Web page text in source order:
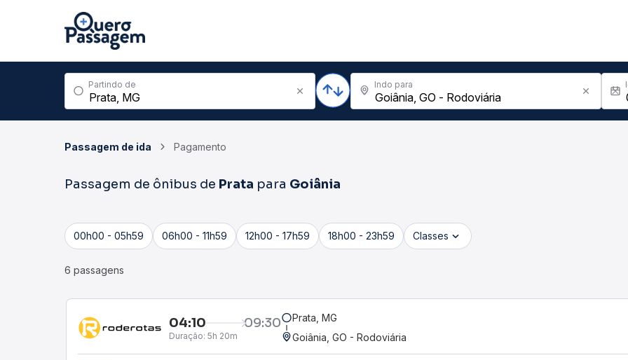
Partindo de Indo para
Passagem de ida Pagamento
Passagem de ônibus de Prata para Goiânia
00h00 - 05h59 06h00 - 11h59 12h00 - 17h59 18h00 - 23h59 Classes
6 passagens
04:10 09:30
Duração: 5h 20m
Prata, MG
Goiânia, GO - Rodoviária